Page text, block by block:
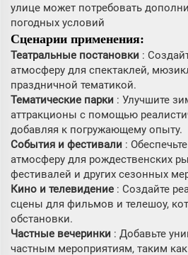
улице может потребовать
погодных условий
Сценарии применения:
Театральные постановки :
атмосферу для спектаклей,
праздничной тематикой.
Тематические парки : Улучшите
аттракционы с помощью
добавляя к погружающему опыту.
События и фестивали :
атмосферу для рождественских
фестивалей и других сезонных
Кино и телевидение : Создайте
сцены для фильмов и телешоу,
обстановки.
Частные вечеринки : Добавьте
частным мероприятиям, таким